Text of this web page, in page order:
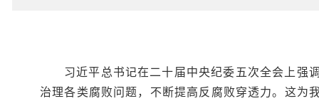
习近平总书记在二十届中央纪委五次全会上强
治理各类腐败问题，不断提高反腐败穿透力。这为